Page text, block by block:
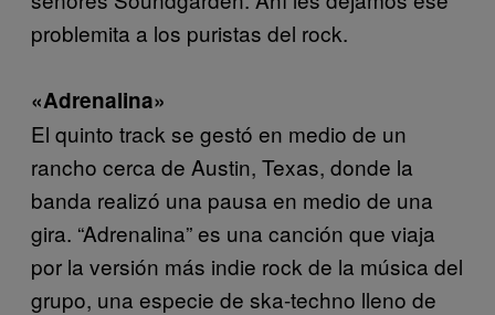
problemita a los puristas del rock.
«Adrenalina»
El quinto track se gestó en medio de un
rancho cerca de Austin, Texas, donde la
banda realizó una pausa en medio de una
gira. “Adrenalina” es una canción que viaja
por la versión más indie rock de la música del
grupo, una especie de ska-techno lleno de